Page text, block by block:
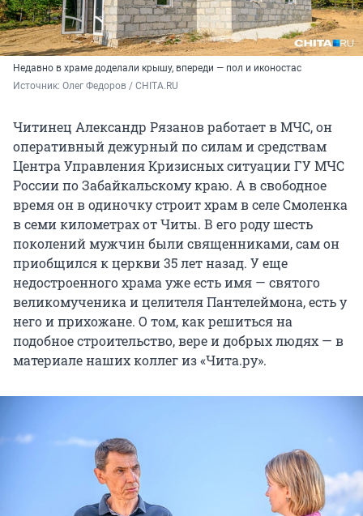
Недавно в храме доделали крышу, впереди — пол и иконостас
Источник: Олег Федоров / CHITA.RU
Читинец Александр Рязанов работает в МЧС, он
оперативный дежурный по силам и средствам
Центра Управления Кризисных ситуации ГУ МЧС
России по Забайкальскому краю. А в свободное
время он в одиночку строит храм в селе Смоленка
в семи километрах от Читы. В его роду шесть
поколений мужчин были священниками, сам он
приобщился к церкви 35 лет назад. У еще
недостроенного храма уже есть имя — святого
великомученика и целителя Пантелеймона, есть у
него и прихожане. О том, как решиться на
подобное строительство, вере и добрых людях — в
материале наших коллег из «Чита.ру».